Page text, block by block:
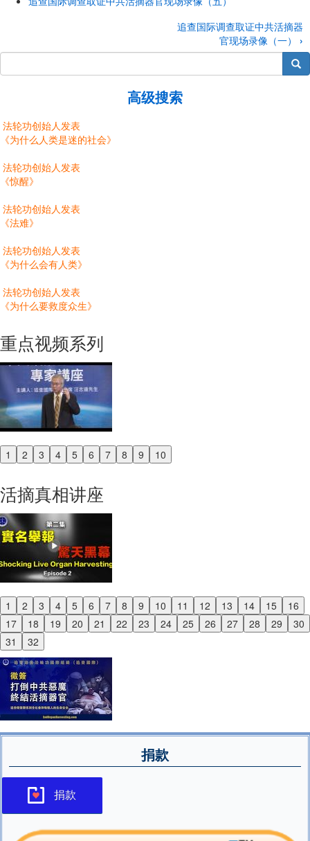
追查国际调查取证中共活摘器
官现场录像（一） ›
搜索
高级搜索
法轮功创始人发表
《为什么人类是迷的社会》
法轮功创始人发表
《惊醒》
法轮功创始人发表
《法难》
法轮功创始人发表
《为什么会有人类》
法轮功创始人发表
《为什么要救度众生》
重点视频系列
1 2 3 4 5 6 7 8 9 10
Previous
活摘真相讲座
1 2 3 4 5 6 7 8 9 10 11 12 13 14 15
16
17
18 19 20 21 22 23 24 25 26 27 28 29
30
31
32
Previous
Next
捐款
捐款